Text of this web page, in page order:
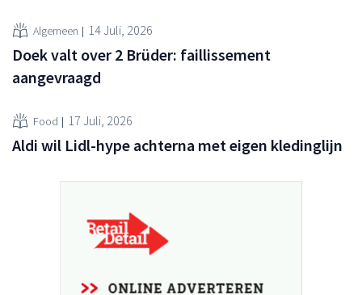
Algemeen 14 Juli, 2026
Doek valt over 2 Brüder: faillissement
aangevraagd
Food 17 Juli, 2026
Aldi wil Lidl-hype achterna met eigen kledinglijn